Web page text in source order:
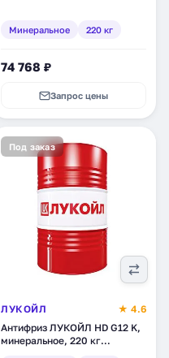
Минеральное 220 кг
74 768 ₽
Запрос цены
Под заказ
ЛУКОЙЛ
★ 4.6
Антифриз ЛУКОЙЛ HD G12 K,
минеральное, 220 кг